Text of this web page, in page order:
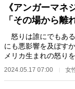
《アンガーマネ
「その場から
怒りは誰にでもあ
にも悪影響を及ぼす
メリカ生まれの怒り
に私が日本に導入し…
2024.05.17 07:00 女